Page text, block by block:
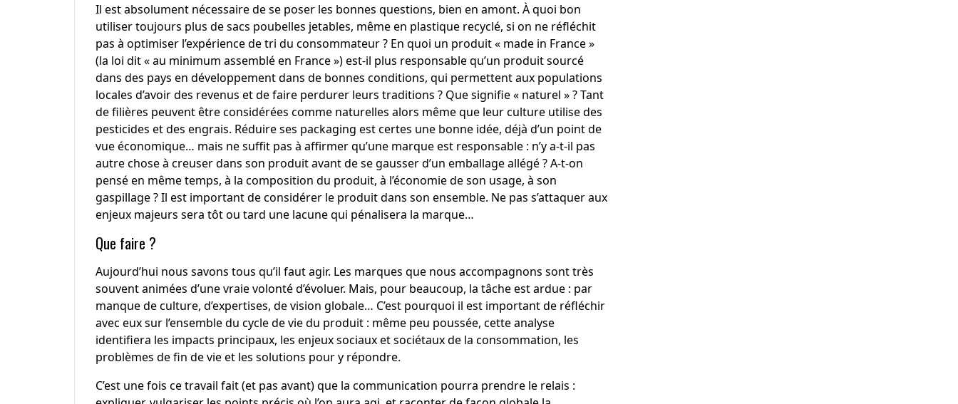
Il est absolument nécessaire de se poser les bonnes questions, bien en amont. À quoi bon
utiliser toujours plus de sacs poubelles jetables, même en plastique recyclé, si on ne réfléchit
pas à optimiser l’expérience de tri du consommateur ? En quoi un produit « made in France »
(la loi dit « au minimum assemblé en France ») est-il plus responsable qu’un produit sourcé
dans des pays en développement dans de bonnes conditions, qui permettent aux populations
locales d’avoir des revenus et de faire perdurer leurs traditions ? Que signifie « naturel » ? Tant
de filières peuvent être considérées comme naturelles alors même que leur culture utilise des
pesticides et des engrais. Réduire ses packaging est certes une bonne idée, déjà d’un point de
vue économique… mais ne suffit pas à affirmer qu’une marque est responsable : n’y a-t-il pas
autre chose à creuser dans son produit avant de se gausser d’un emballage allégé ? A-t-on
pensé en même temps, à la composition du produit, à l’économie de son usage, à son
gaspillage ? Il est important de considérer le produit dans son ensemble. Ne pas s’attaquer aux
enjeux majeurs sera tôt ou tard une lacune qui pénalisera la marque…
Que faire ?
Aujourd’hui nous savons tous qu’il faut agir. Les marques que nous accompagnons sont très
souvent animées d’une vraie volonté d’évoluer. Mais, pour beaucoup, la tâche est ardue : par
manque de culture, d’expertises, de vision globale… C’est pourquoi il est important de réfléchir
avec eux sur l’ensemble du cycle de vie du produit : même peu poussée, cette analyse
identifiera les impacts principaux, les enjeux sociaux et sociétaux de la consommation, les
problèmes de fin de vie et les solutions pour y répondre.
C’est une fois ce travail fait (et pas avant) que la communication pourra prendre le relais :